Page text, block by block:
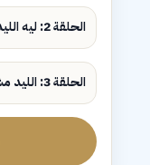
الحلقة 2: ليه الليدز مش بتتحول لمبيعات؟
الحلقة 3: الليد مش عميل